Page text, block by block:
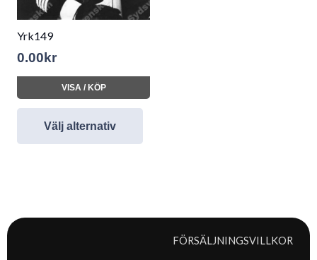
Yrk149
0.00 kr
VISA / KÖP
Välj alternativ
FÖRSÄLJNINGSVILLKOR